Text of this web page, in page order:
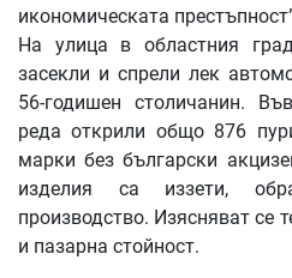
икономическата
На улица в областния
засекли и спрели лек
56-годишен столичанин.
реда открили общо 876
марки без български
изделия са иззети,
производство. Изясняват се
и пазарна стойност.